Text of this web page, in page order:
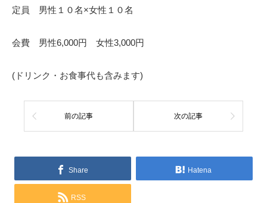
定員 男性１０名×女性１０名
会費 男性6,000円 女性3,000円
(ドリンク・お食事代も含みます)
前の記事 次の記事
Share Hatena
RSS